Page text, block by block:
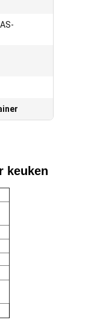
keuken